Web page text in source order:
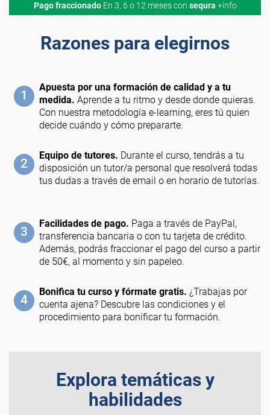
Pago fraccionadoEn 3, 6 o 12 meses con sequra +info
Razones para elegirnos
1
Apuesta por una formación de calidad y a tu
medida. Aprende a tu ritmo y desde donde quieras.
Con nuestra metodología e-learning, eres tú quien
decide cuándo y cómo prepararte.
2
Equipo de tutores. Durante el curso, tendrás a tu
disposición un tutor/a personal que resolverá todas
tus dudas a través de email o en horario de tutorías.
3
Facilidades de pago. Paga a través de PayPal,
transferencia bancaria o con tu tarjeta de crédito.
Además, podrás fraccionar el pago del curso a partir
de 50€, al momento y sin papeleo.
4
Bonifica tu curso y fórmate gratis. ¿Trabajas por
cuenta ajena? Descubre las condiciones y el
procedimiento para bonificar tu formación.
Explora temáticas y
habilidades